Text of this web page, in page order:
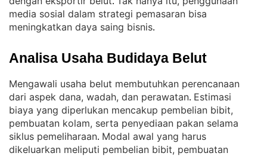
media sosial dalam strategi pemasaran bisa
meningkatkan daya saing bisnis.
Analisa Usaha Budidaya Belut
Mengawali usaha belut membutuhkan perencanaan
dari aspek dana, wadah, dan perawatan. Estimasi
biaya yang diperlukan mencakup pembelian bibit,
pembuatan kolam, serta penyediaan pakan selama
siklus pemeliharaan. Modal awal yang harus
dikeluarkan meliputi pembelian bibit, pembuatan